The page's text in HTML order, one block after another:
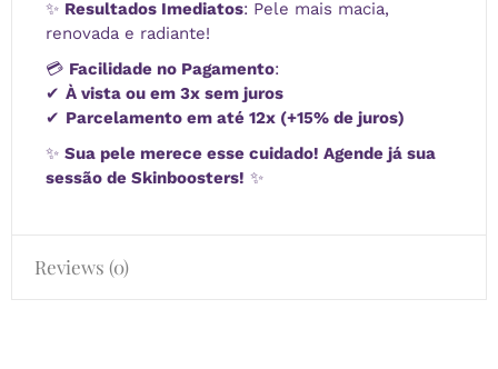
✨ Resultados Imediatos: Pele mais macia,
renovada e radiante!
💳 Facilidade no Pagamento:
✔ À vista ou em 3x sem juros
✔ Parcelamento em até 12x (+15% de juros)
✨ Sua pele merece esse cuidado! Agende já sua
sessão de Skinboosters! ✨
Reviews (0)